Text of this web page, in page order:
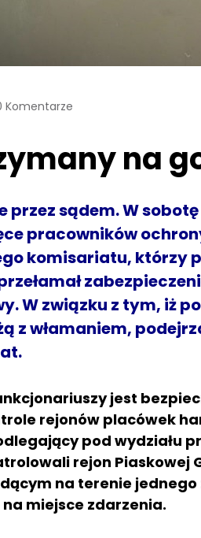
Komentarze
na
przez sądem. W
pracowników
komisariatu, którzy
W związku z tym, iż
z włamaniem,
jest
rejonów placówek
pod wydziału
rejon Piaskowej
na terenie jednego
na miejsce zdarzenia.